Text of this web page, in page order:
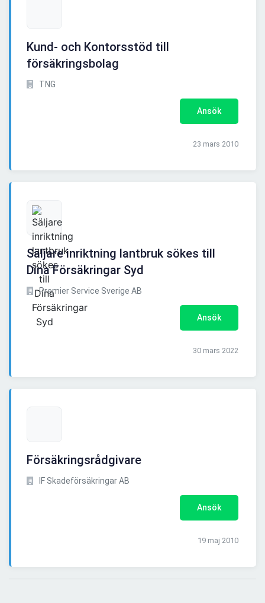
Kund- och Kontorsstöd till
försäkringsbolag
TNG
Ansök
23 mars 2010
Säljare inriktning lantbruk sökes till
Dina Försäkringar Syd
Premier Service Sverige AB
Ansök
30 mars 2022
Försäkringsrådgivare
IF Skadeförsäkringar AB
Ansök
19 maj 2010